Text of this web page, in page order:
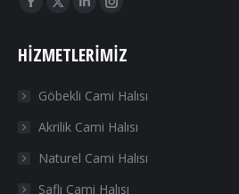
Facebook
opens
new
window
X
opens
new
window
Linkedin
opens
new
window
Instagram
opens
new
window
HIZMETLERIMIZ
Göbekli Cami Halısı
Akrilik Cami Halısı
Naturel Cami Halısı
Saflı Cami Halısı